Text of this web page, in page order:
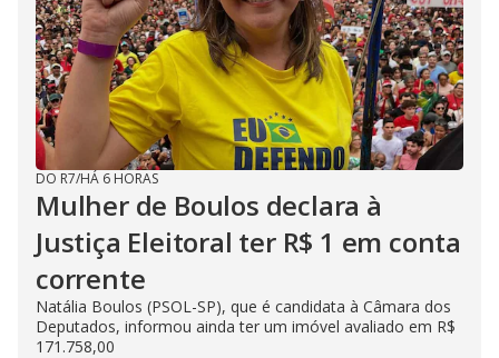
DO R7/HÁ 6 HORAS
Mulher de Boulos declara à
Justiça Eleitoral ter R$ 1 em conta
corrente
Natália Boulos (PSOL-SP), que é candidata à Câmara dos
Deputados, informou ainda ter um imóvel avaliado em R$
171.758,00